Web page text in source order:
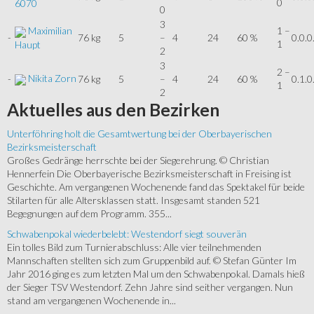
6070
0
0
-
Maximilian
Haupt
76 kg 5
3
–
2
4 24 60 %
1 –
1
- Nikita Zorn 76 kg 5
3
–
2
4 24 60 %
2 –
1
Aktuelles aus den Bezirken
Unterföhring holt die Gesamtwertung bei der Oberbayerischen
Bezirksmeisterschaft
Großes Gedränge herrschte bei der Siegerehrung. © Christian
Hennerfein Die Oberbayerische Bezirksmeisterschaft in Freising ist
Geschichte. Am vergangenen Wochenende fand das Spektakel für beide
Stilarten für alle Altersklassen statt. Insgesamt standen 521
Begegnungen auf dem Programm. 355...
Schwabenpokal wiederbelebt: Westendorf siegt souverän
Ein tolles Bild zum Turnierabschluss: Alle vier teilnehmenden
Mannschaften stellten sich zum Gruppenbild auf. © Stefan Günter Im
Jahr 2016 ging es zum letzten Mal um den Schwabenpokal. Damals hieß
der Sieger TSV Westendorf. Zehn Jahre sind seither vergangen. Nun
stand am vergangenen Wochenende in...